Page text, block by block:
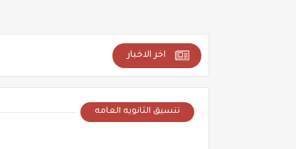
اخر الاخبار
تنسيق الثانويه العامه